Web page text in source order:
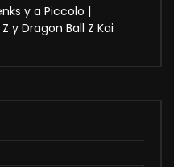
y a Piccolo |
y Dragon Ball Z Kai